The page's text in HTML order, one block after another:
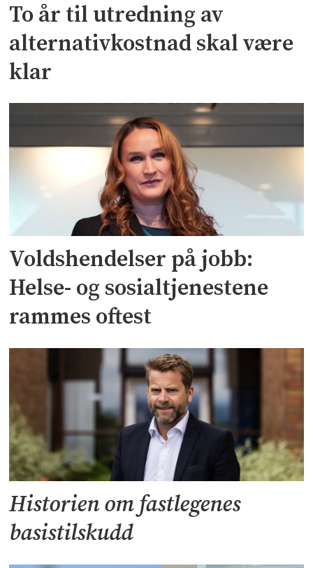
To år til utredning av
alternativkostnad skal være
klar
Voldshendelser på jobb:
Helse- og sosialtjenestene
rammes oftest
Historien om fastlegenes
basistilskudd